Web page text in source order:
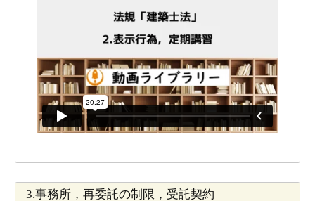
3.事務所，再委託の制限，受託契約